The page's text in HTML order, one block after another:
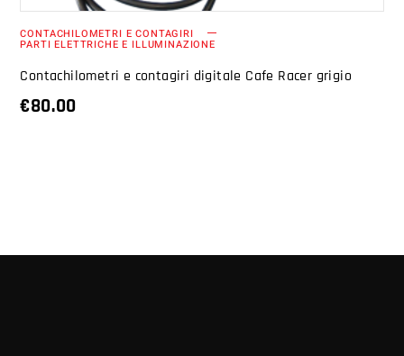
CONTACHILOMETRI E CONTAGIRI
PARTI ELETTRICHE E ILLUMINAZIONE
Contachilometri e contagiri digitale Cafe Racer grigio
€80.00